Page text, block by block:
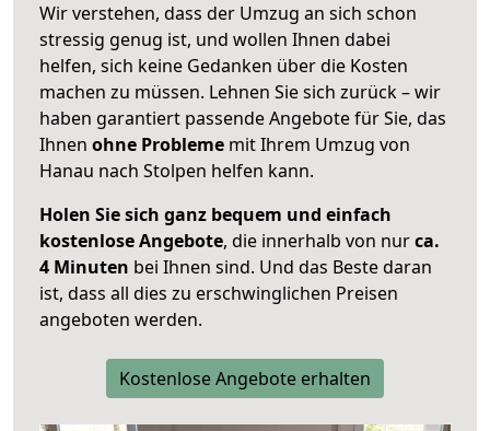
Wir verstehen, dass der Umzug an sich schon
stressig genug ist, und wollen Ihnen dabei
helfen, sich keine Gedanken über die Kosten
machen zu müssen. Lehnen Sie sich zurück – wir
haben garantiert passende Angebote für Sie, das
Ihnen ohne Probleme mit Ihrem Umzug von
Hanau nach Stolpen helfen kann.
Holen Sie sich ganz bequem und einfach
kostenlose Angebote, die innerhalb von nurca.
4 Minuten bei Ihnen sind. Und das Beste daran
ist, dass all dies zu erschwinglichen Preisen
angeboten werden.
Kostenlose Angebote erhalten